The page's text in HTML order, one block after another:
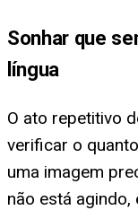
Sonhar que
língua
O ato repetitivo
verificar o
uma imagem
não está